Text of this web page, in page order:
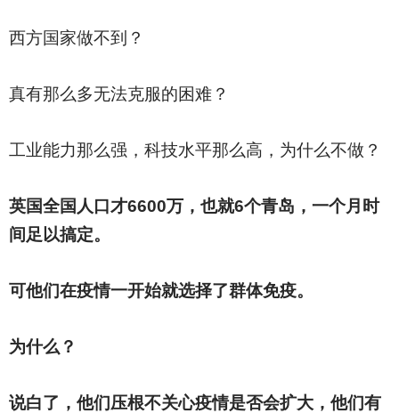
西方国家做不到？
真有那么多无法克服的困难？
工业能力那么强，科技水平那么高，为什么不做？
英国全国人口才6600万，也就6个青岛，一个月时
间足以搞定。
可他们在疫情一开始就选择了群体免疫。
为什么？
说白了，他们压根不关心疫情是否会扩大，他们有